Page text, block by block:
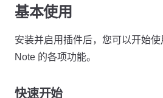
基本使用
安装并启用插件后，您可以开始
Note 的各项功能。
快速开始